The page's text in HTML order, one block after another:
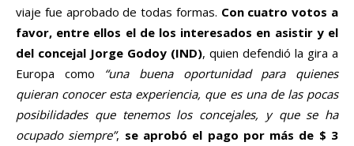
viaje fue aprobado de todas formas. Con cuatro votos a
favor, entre ellos el de los interesados en asistir y el
del concejal Jorge Godoy (IND), quien defendió la gira a
Europa como “una buena oportunidad para quienes
quieran conocer esta experiencia, que es una de las pocas
posibilidades que tenemos los concejales, y que se ha
ocupado siempre”, se aprobó el pago por más de $ 3